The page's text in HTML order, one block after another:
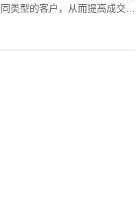
类型的客户，从而提高成交